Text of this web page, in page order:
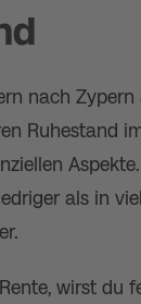
nach
Ruhestand
als in
wirst du